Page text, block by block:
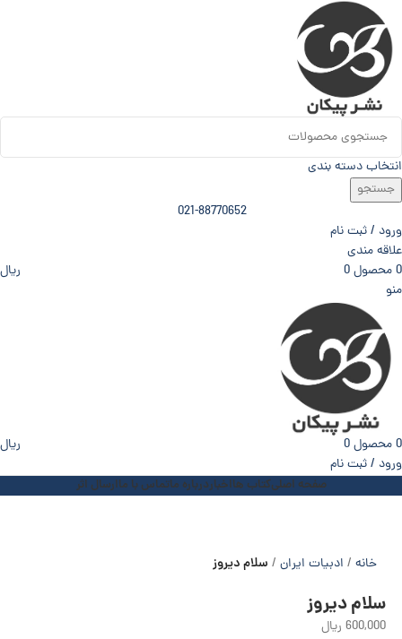
انتخاب دسته بندی
جستجو
021-88770652
ورود / ثبت نام
علاقه مندی
0محصول0
ریال
منو
0محصول0
ریال
ورود / ثبت نام
صفحه اصلیکتاب هااخباردرباره ماتماس با ماارسال اثر
خانه ادبیات ایران سلام دیروز
سلام دیروز
600,000 ریال